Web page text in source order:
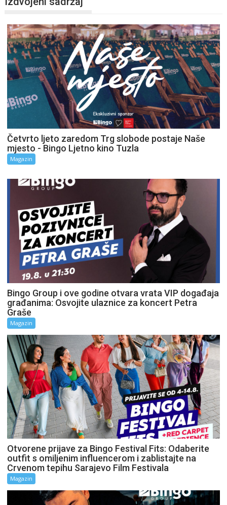
Četvrto ljeto zaredom Trg slobode postaje Naše
mjesto - Bingo Ljetno kino Tuzla
Magazin
Bingo Group i ove godine otvara vrata VIP događaja
građanima: Osvojite ulaznice za koncert Petra
Graše
Magazin
Otvorene prijave za Bingo Festival Fits: Odaberite
outfit s omiljenim influencerom i zablistajte na
Crvenom tepihu Sarajevo Film Festivala
Magazin